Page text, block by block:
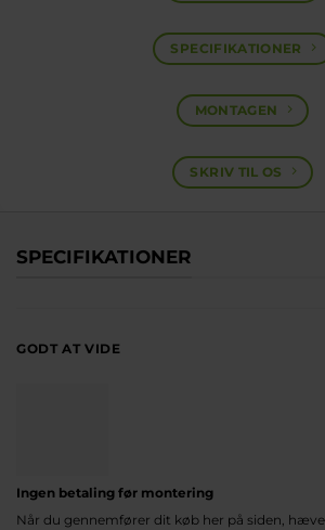
SPECIFIKATIONER
MONTAGEN
SKRIV TIL OS
SPECIFIKATIONER
GODT AT VIDE
Ingen betaling før montering
Når du gennemfører dit køb her på siden,